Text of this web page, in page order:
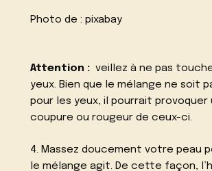
Photo de :pixabay
Attention : veillez à ne pas
yeux. Bien que le mélange ne soit
pour les yeux, il pourrait provoquer
coupure ou rougeur de ceux-ci.
4. Massez doucement votre peau
le mélange agit. De cette façon,